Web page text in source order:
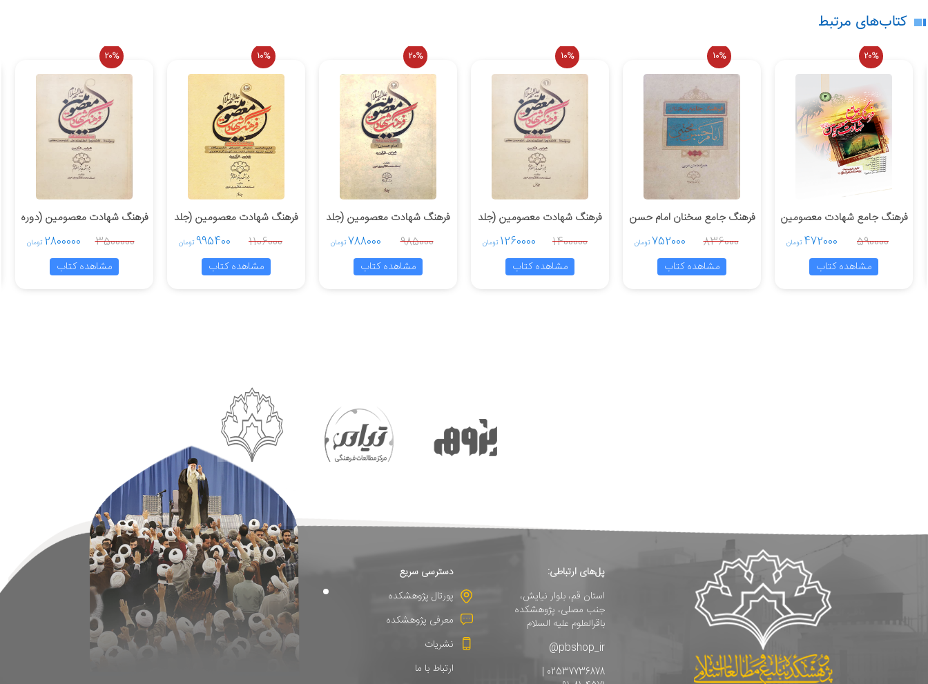
کتاب‌های مرتبط
20%
فرهنگ جامع شهادت معصومین
472000 تومان 590000
مشاهده کتاب
10%
فرهنگ جامع سخنان امام حسن
مجتبی علیه السلام
752000تومان 836000
مشاهده کتاب
10%
فرهنگ شهادت معصومین (جلد
1260000 تومان 1400000
مشاهده کتاب
20%
فرهنگ شهادت معصومین (جلد
788000تومان 985000
مشاهده کتاب
10%
فرهنگ شهادت معصومین (جلد
995400 تومان 1106000
مشاهده کتاب
20%
فرهنگ شهادت معصومین (دوره
3 جلدی)
2800000 تومان 3500000
مشاهده کتاب
پل‌های ارتباطی:
استان قم، بلوار نیایش،
جنب مصلی، پژوهشکده
باقرالعلوم علیه السلام
pbshop_ir@
02537736878 |
دسترسی سریع
پورتال پژوهشکده
معرفی پژوهشکده
نشریات
ارتباط با ما